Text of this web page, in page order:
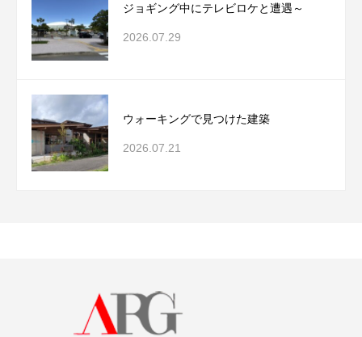
ジョギング中にテレビロケと遭遇～
2026.07.29
ウォーキングで見つけた建築
2026.07.21